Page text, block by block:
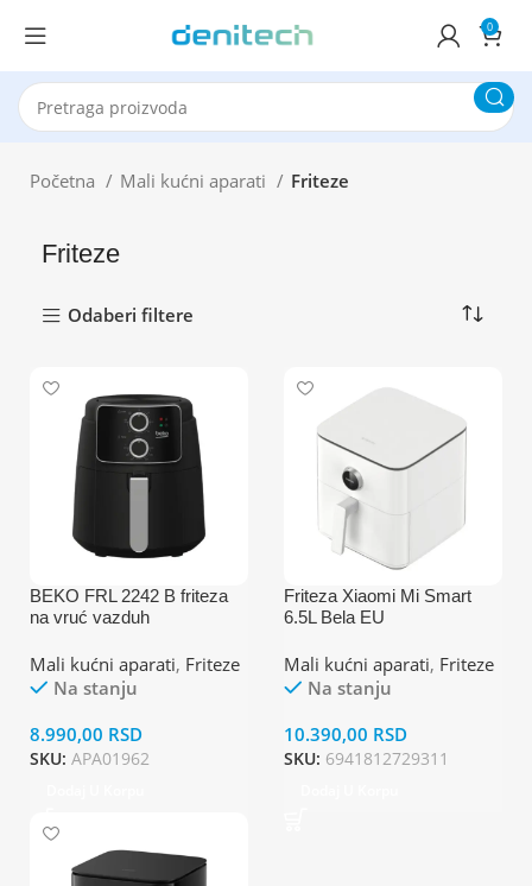
0
Početna Mali kućni aparati Friteze
Friteze
Odaberi filtere
BEKO FRL 2242 B friteza
na vruć vazduh
Mali kućni aparati, Friteze
Na stanju
8.990,00 RSD
SKU: APA01962
Friteza Xiaomi Mi Smart
6.5L Bela EU
Mali kućni aparati, Friteze
Na stanju
10.390,00 RSD
SKU: 6941812729311